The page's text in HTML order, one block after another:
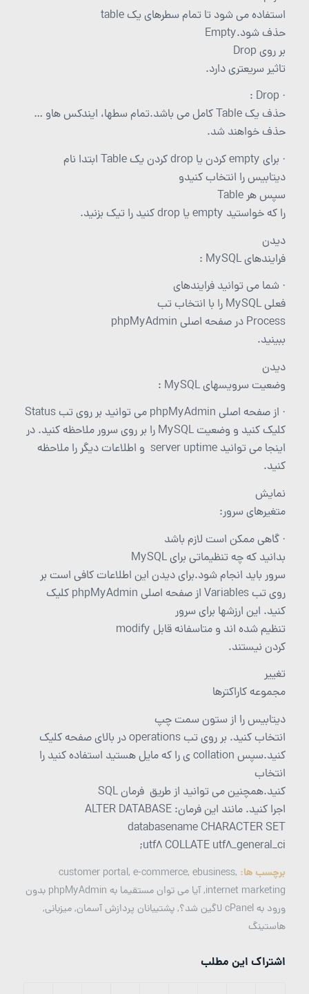
استفاده می شود تا تمام سطرهای یک table
حذف شود.Empty
بر روی Drop
تاثیر سریعتری دارد.
· Drop :
حذف یک Table کامل می باشد.تمام سطها، ایندکس هاو …
حذف خواهند شد.
· برای empty کردن یا drop کردن یک Table ابتدا نام
دیتابیس را انتخاب کنیدو
سپس هر Table
را که خواستید empty یا drop کنید را تیک بزنید.
دیدن
فرایندهای MySQL :
· شما می توانید فرایندهای
فعلی MySQL را با انتخاب تب
Process در صفحه اصلی phpMyAdmin
ببینید.
دیدن
وضعیت سرویسهای MySQL :
· از صفحه اصلی phpMyAdmin می توانید بر روی تب Status
کلیک کنید و وضعیت MySQL را بر روی سرور ملاحظه کنید. در
اینجا می توانید server uptime و اطلاعات دیگر را ملاحظه
کنید.
نمایش
متغیرهای سرور:
· گاهی ممکن است لازم باشد
بدانید که چه تنظیماتی برای MySQL
سرور باید انجام شود.برای دیدن این اطلاعات کافی است بر
روی تب Variables از صفحه اصلی phpMyAdmin کلیک
کنید. این ارزشها برای سرور
تنظیم شده اند و متاسفانه قابل modify
کردن نیستند.
تغییر
مجموعه کاراکترها
دیتابیس را از ستون سمت چپ
انتخاب کنید. بر روی تب operations در بالای صفحه کلیک
کنید.سپس collation ی را که مایل هستید استفاده کنید را
انتخاب
کنید.همچنین می توانید از طریق فرمان SQL
اجرا کنید. مانند این فرمان: ALTER DATABASE
databasename CHARACTER SET
utf8 COLLATE utf8_general_ci;
برچسب ها: customer portal,e-commerce,ebusiness,
internet marketing
,
آیا می توان مستقیما به phpMyAdmin بدون
ورود به cPanel لاگین شد؟
,پشتیبانان پردازش آسمان,میزبانی,
هاستینگ
اشتراک این مطلب